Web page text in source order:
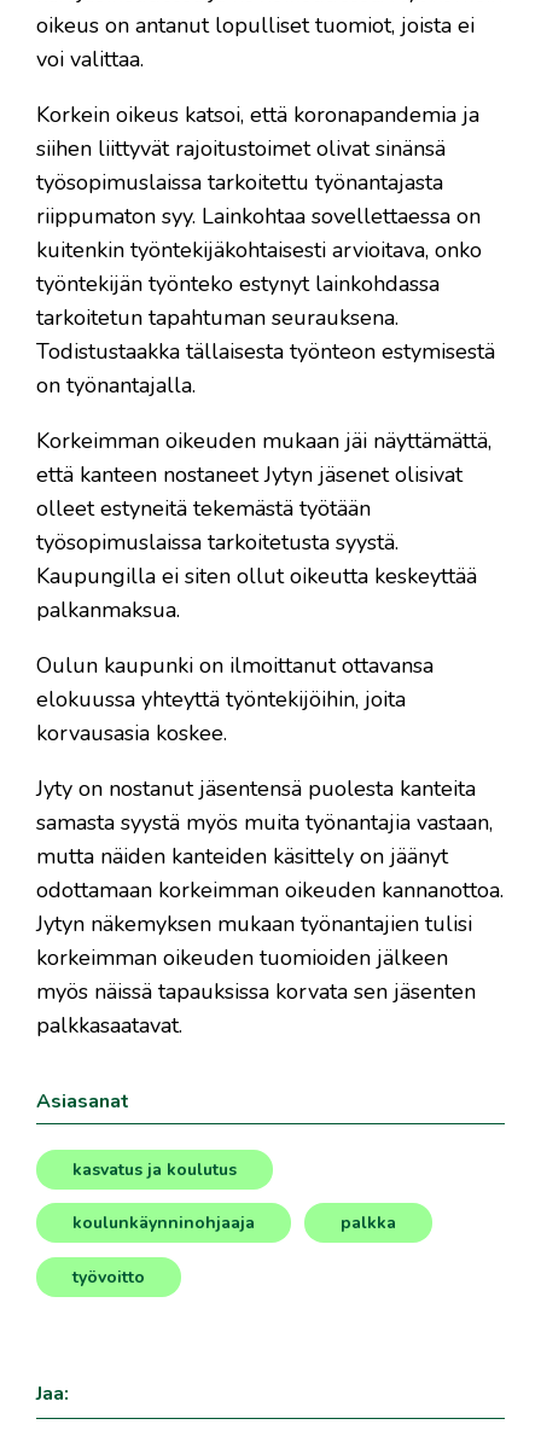
oikeus on antanut lopulliset tuomiot, joista ei
voi valittaa.
Korkein oikeus katsoi, että koronapandemia ja
siihen liittyvät rajoitustoimet olivat sinänsä
työsopimuslaissa tarkoitettu työnantajasta
riippumaton syy. Lainkohtaa sovellettaessa on
kuitenkin työntekijäkohtaisesti arvioitava, onko
työntekijän työnteko estynyt lainkohdassa
tarkoitetun tapahtuman seurauksena.
Todistustaakka tällaisesta työnteon estymisestä
on työnantajalla.
Korkeimman oikeuden mukaan jäi näyttämättä,
että kanteen nostaneet Jytyn jäsenet olisivat
olleet estyneitä tekemästä työtään
työsopimuslaissa tarkoitetusta syystä.
Kaupungilla ei siten ollut oikeutta keskeyttää
palkanmaksua.
Oulun kaupunki on ilmoittanut ottavansa
elokuussa yhteyttä työntekijöihin, joita
korvausasia koskee.
Jyty on nostanut jäsentensä puolesta kanteita
samasta syystä myös muita työnantajia vastaan,
mutta näiden kanteiden käsittely on jäänyt
odottamaan korkeimman oikeuden kannanottoa.
Jytyn näkemyksen mukaan työnantajien tulisi
korkeimman oikeuden tuomioiden jälkeen
myös näissä tapauksissa korvata sen jäsenten
palkkasaatavat.
Asiasanat
kasvatus ja koulutus
, koulunkäynninohjaaja
,
palkka
, työvoitto
Jaa: